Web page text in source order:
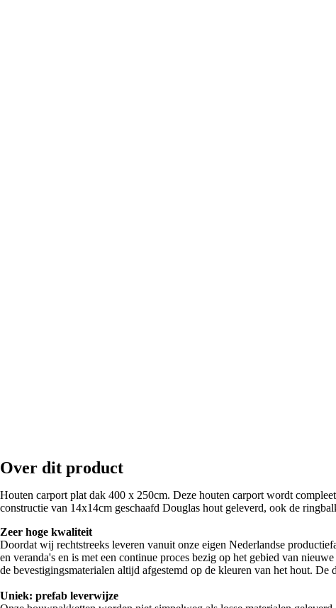
Over dit product
Houten carport plat dak 400 x 250cm. Deze houten carport wordt
constructie van 14x14cm geschaafd Douglas hout geleverd, ook de
Zeer hoge kwaliteit
Doordat wij rechtstreeks leveren vanuit onze eigen Nederlandse
en veranda's en is met een continue proces bezig op het gebied van
de bevestigingsmaterialen altijd afgestemd op de kleuren van het hout.
Uniek: prefab leverwijze